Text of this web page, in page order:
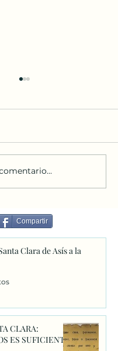
este año la
Sagrado
Compartir
Clara de Asís a la
ES SUFICIENTE